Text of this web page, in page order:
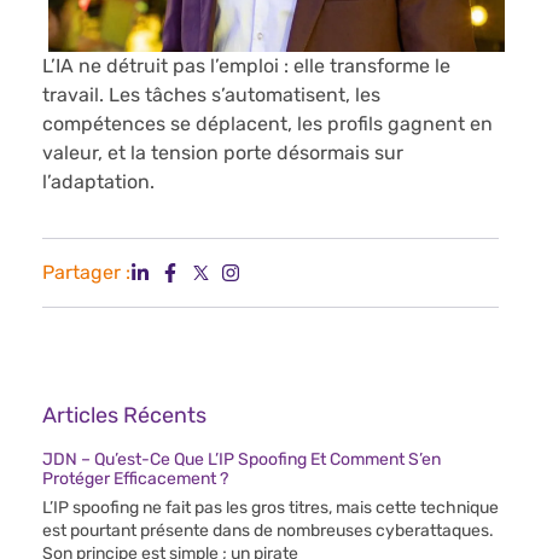
L’IA ne détruit pas l’emploi : elle transforme le
travail. Les tâches s’automatisent, les
compétences se déplacent, les profils gagnent en
valeur, et la tension porte désormais sur
l’adaptation.
Partager :
Articles Récents
JDN – Qu’est-Ce Que L’IP Spoofing Et Comment S’en
Protéger Efficacement ?
L’IP spoofing ne fait pas les gros titres, mais cette technique
est pourtant présente dans de nombreuses cyberattaques.
Son principe est simple ; un pirate